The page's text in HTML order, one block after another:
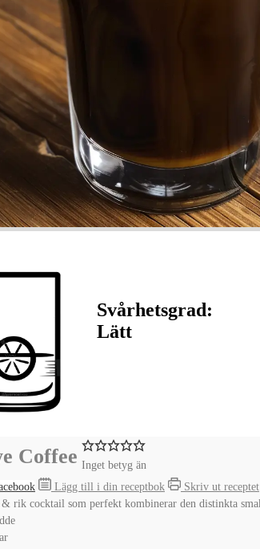
Svårhetsgrad:
Lätt
Coffee Inget betyg än
Lägg till i din receptbok
Skriv ut receptet
rik cocktail som perfekt kombinerar den distinkta